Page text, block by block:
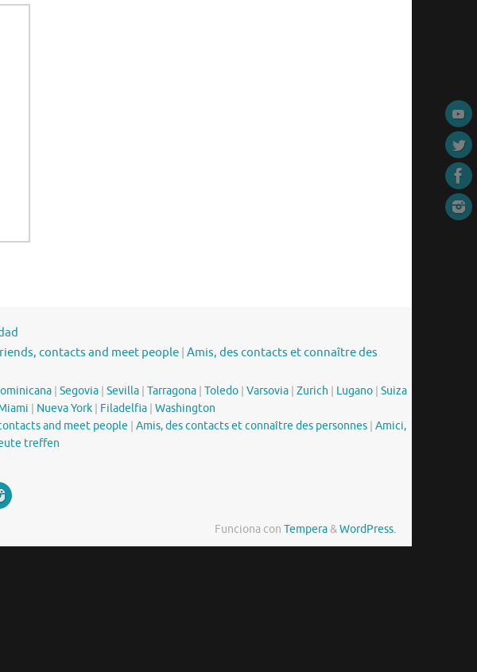
contacts and meet people Amis, des contacts et connaître des
Segovia Sevilla Tarragona Toledo Varsovia Zurich Lugano Suiza
Nueva York Filadelfia Washington
and meet people Amis, des contacts et connaître des personnes Amici,
treffen
Funciona con Tempera&WordPress.